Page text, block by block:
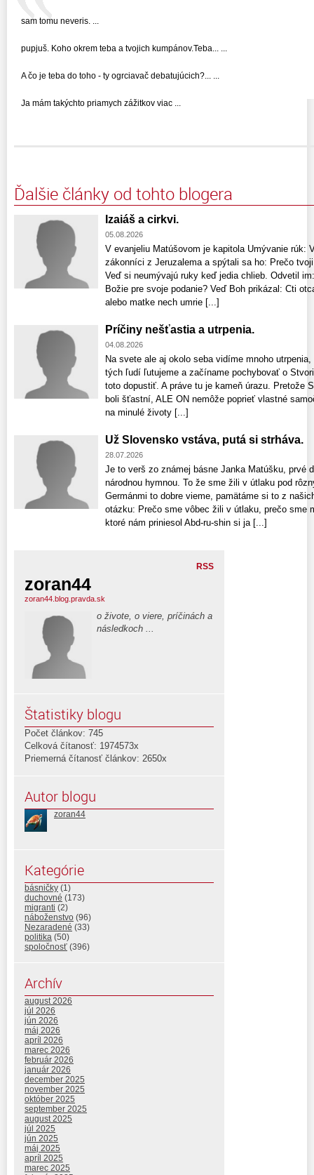
sam tomu neveris. ...
pupjuš. Koho okrem teba a tvojich kumpánov.Teba... ...
A čo je teba do toho - ty ogrciavač debatujúcich?... ...
Ja mám takýchto priamych zážitkov viac ...
Ďalšie články od tohto blogera
Izaiáš a cirkvi.
05.08.2026
V evanjeliu Matúšovom je kapitola Umývanie rúk:
zákonníci z Jeruzalema a spýtali sa ho: Prečo
Veď si neumývajú ruky keď jedia chlieb. Odvetil
Božie pre svoje podanie? Veď Boh prikázal: Cti
alebo matke nech umrie [...]
Príčiny nešťastia a utrpenia.
04.08.2026
Na svete ale aj okolo seba vidíme mnoho
tých ľudí ľutujeme a začíname pochybovať o
toto dopustiť. A práve tu je kameň úrazu. Pretože
boli šťastní, ALE ON nemôže poprieť vlastné
na minulé životy [...]
Už Slovensko vstáva, putá si strháva.
28.07.2026
Je to verš zo známej básne Janka Matúšku, prvé
národnou hymnou. To že sme žili v útlaku pod
Germánmi to dobre vieme, pamätáme si to z
otázku: Prečo sme vôbec žili v útlaku, prečo sme
ktoré nám priniesol Abd-ru-shin si ja [...]
RSS
zoran44
zoran44.blog.pravda.sk
o živote, o viere, príčinách a
následkoch ...
Štatistiky blogu
Počet článkov: 745
Celková čítanosť: 1974573x
Priemerná čítanosť článkov: 2650x
Autor blogu
zoran44
Kategórie
básničky (1)
duchovné (173)
migranti (2)
náboženstvo (96)
Nezaradené (33)
politika (50)
spoločnosť (396)
Archív
august 2026
júl 2026
jún 2026
máj 2026
apríl 2026
marec 2026
február 2026
január 2026
december 2025
november 2025
október 2025
september 2025
august 2025
júl 2025
jún 2025
máj 2025
apríl 2025
marec 2025